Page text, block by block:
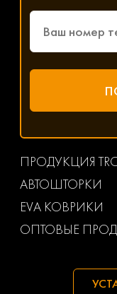
ПРОДУКЦИЯ
АВТОШТОРКИ
EVA КОВРИКИ
ОПТОВЫЕ